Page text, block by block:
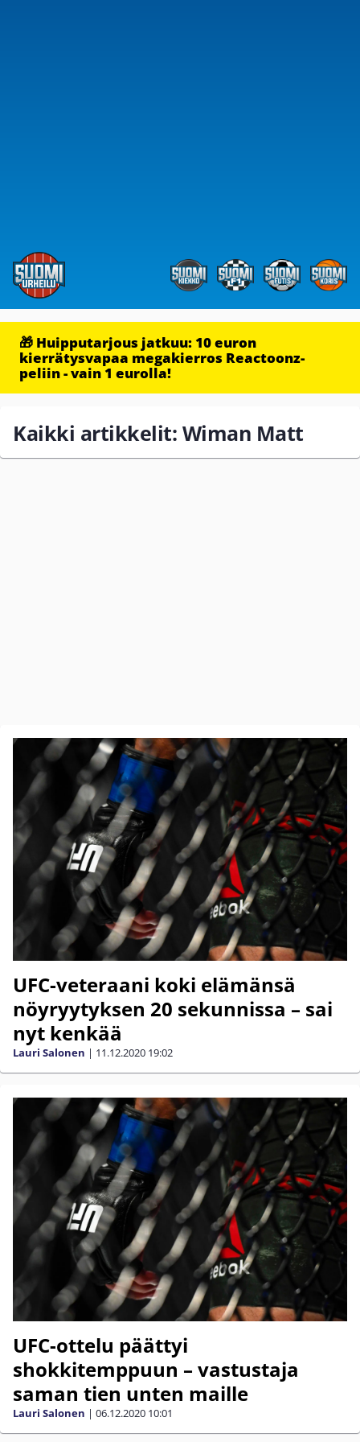
🎁 Huipputarjous jatkuu: 10 euron
kierrätysvapaa megakierros Reactoonz-
peliin - vain 1 eurolla!
Kaikki artikkelit: Wiman Matt
UFC-veteraani koki elämänsä
nöyryytyksen 20 sekunnissa – sai
nyt kenkää
Lauri Salonen | 11.12.2020 19:02
UFC-ottelu päättyi
shokkitemppuun – vastustaja
saman tien unten maille
Lauri Salonen | 06.12.2020 10:01